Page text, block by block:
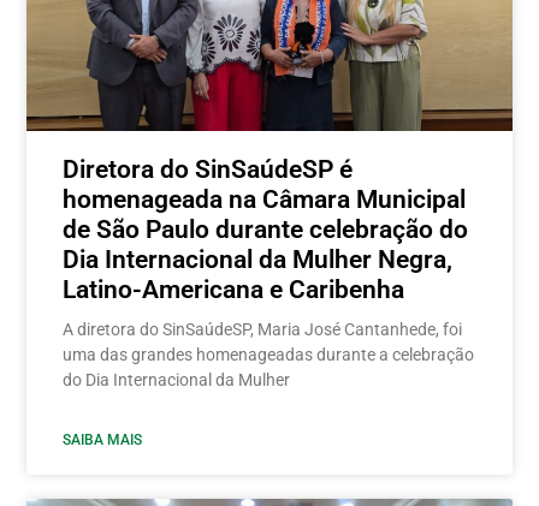
Diretora do SinSaúdeSP é
homenageada na Câmara Municipal
de São Paulo durante celebração do
Dia Internacional da Mulher Negra,
Latino-Americana e Caribenha
A diretora do SinSaúdeSP, Maria José Cantanhede, foi
uma das grandes homenageadas durante a celebração
do Dia Internacional da Mulher
SAIBA MAIS